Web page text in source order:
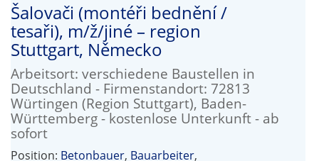
Šalovači (montéři bednění /
tesaři), m/ž/jiné – region
Stuttgart, Německo
Arbeitsort: verschiedene Baustellen in
Deutschland - Firmenstandort: 72813
Würtingen (Region Stuttgart), Baden-
Württemberg - kostenlose Unterkunft - ab
sofort
Position: Betonbauer, Bauarbeiter,